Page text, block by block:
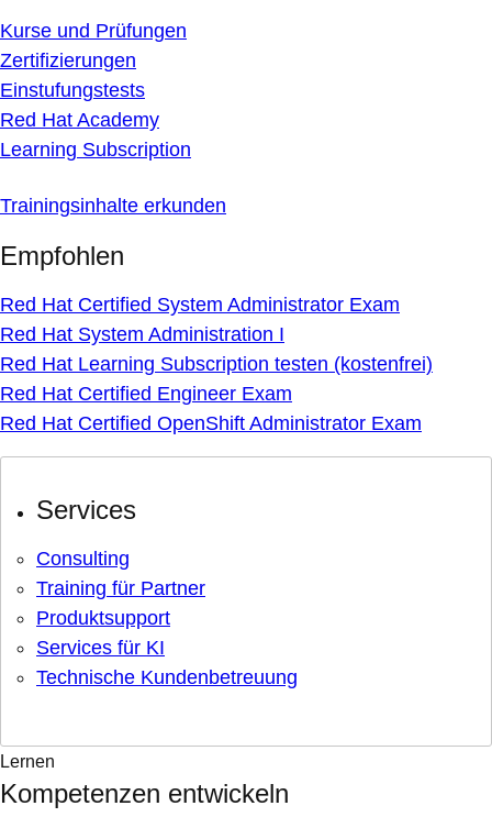
Kurse und Prüfungen
Zertifizierungen
Einstufungstests
Red Hat Academy
Learning Subscription
Trainingsinhalte erkunden
Empfohlen
Red Hat Certified System Administrator Exam
Red Hat System Administration I
Red Hat Learning Subscription testen (kostenfrei)
Red Hat Certified Engineer Exam
Red Hat Certified OpenShift Administrator Exam
Services
Consulting
Training für Partner
Produktsupport
Services für KI
Technische Kundenbetreuung
Lernen
Kompetenzen entwickeln